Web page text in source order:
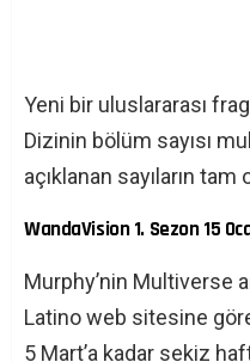
Yeni bir uluslararası
Dizinin bölüm sayısı
açıklanan sayıların tam
WandaVision 1. Sezon 15
Murphy’nin Multiverse
Latino web sitesine
5 Mart’a kadar sekiz